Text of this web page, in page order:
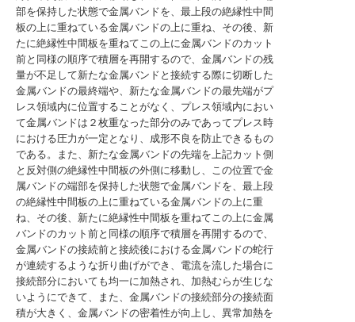
部を保持した状態で金属バンドを、最上段の絶縁性中間
板の上に重ねている金属バンドの上に重ね、その後、新
たに絶縁性中間板を重ねてこの上に金属バンドのカット
前と同様の順序で積層を再開するので、金属バンドの残
量が不足して新たな金属バンドと接続する際に切断した
金属バンドの最終端や、新たな金属バンドの最先端がプ
レス領域内に位置することがなく、プレス領域内におい
て金属バンドは２枚重なった部分のみであってプレス時
における圧力が一定となり、成形不良を防止できるもの
である。また、新たな金属バンドの先端を上記カット側
と反対側の絶縁性中間板の外側に移動し、この位置で金
属バンドの端部を保持した状態で金属バンドを、最上段
の絶縁性中間板の上に重ねている金属バンドの上に重
ね、その後、新たに絶縁性中間板を重ねてこの上に金属
バンドのカット前と同様の順序で積層を再開するので、
金属バンドの接続前と接続後における金属バンドの蛇行
が連続するような折り曲げができ、電流を流した場合に
接続部分においても均一に加熱され、加熱むらが生じな
いようにできて、また、金属バンドの接続部分の接続面
積が大きく、金属バンドの密着性が向上し、異常加熱を